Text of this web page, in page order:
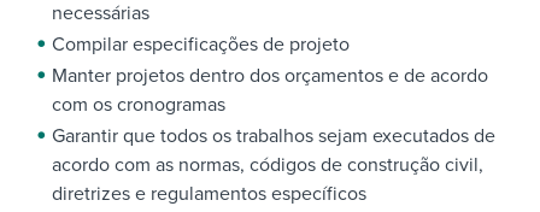
necessárias
Compilar especificações de projeto
Manter projetos dentro dos orçamentos e de acordo
com os cronogramas
Garantir que todos os trabalhos sejam executados de
acordo com as normas, códigos de construção civil,
diretrizes e regulamentos específicos